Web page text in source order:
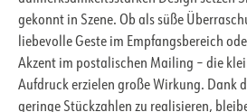
gekonnt in Szene. Ob als süße
liebevolle Geste im Empfangsbereich
Akzent im postalischen Mailing – die
Aufdruck erzielen große Wirkung. Dank
geringe Stückzahlen zu realisieren,